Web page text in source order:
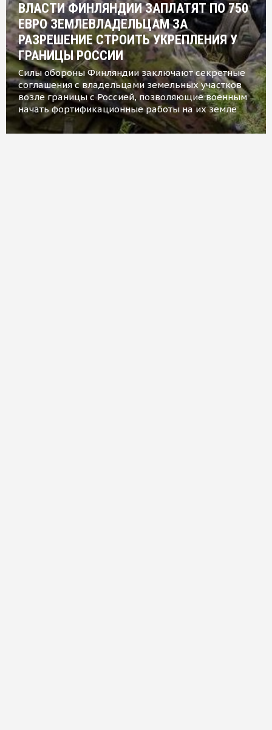
ВЛАСТИ ФИНЛЯНДИИ ЗАПЛАТЯТ ПО 750
ЕВРО ЗЕМЛЕВЛАДЕЛЬЦАМ ЗА
РАЗРЕШЕНИЕ СТРОИТЬ УКРЕПЛЕНИЯ У
ГРАНИЦЫ РОССИИ
Силы обороны Финляндии заключают секретные
соглашения с владельцами земельных участков
возле границы с Россией, позволяющие военным
начать фортификационные работы на их земле